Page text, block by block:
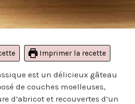
Imprimer la recette
est un délicieux gâteau
de couches moelleuses,
d’abricot et recouvertes d’un